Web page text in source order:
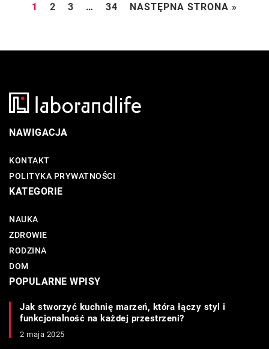
1 2 3 … 34 NASTĘPNA STRONA »
NAWIGACJA
KONTAKT
POLITYKA PRYWATNOŚCI
KATEGORIE
NAUKA
ZDROWIE
RODZINA
DOM
POPULARNE WPISY
Jak stworzyć kuchnię marzeń, która łączy styl i
funkcjonalność na każdej przestrzeni?
2 maja 2025